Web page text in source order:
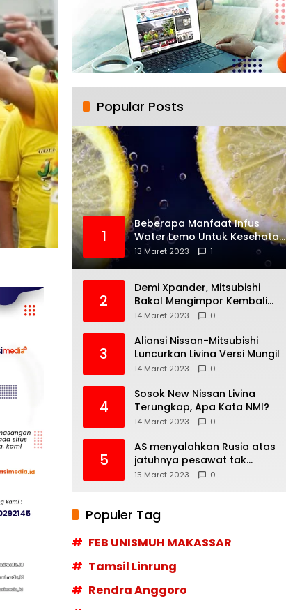
Popular Posts
1
Beberapa Manfaat Infus
Water Lemo Untuk Kesehatan
Anda
13 Maret 2023 1
2
Demi Xpander, Mitsubishi
Bakal Mengimpor Kembali
Pajero Sport
14 Maret 2023 0
3
Aliansi Nissan-Mitsubishi
Luncurkan Livina Versi Mungil
14 Maret 2023 0
4
Sosok New Nissan Livina
Terungkap, Apa Kata NMI?
14 Maret 2023 0
5
AS menyalahkan Rusia atas
jatuhnya pesawat tak
berawak di Laut Hitam,
15 Maret 2023 0
Populer Tag
FEB UNISMUH MAKASSAR
Tamsil Linrung
Rendra Anggoro